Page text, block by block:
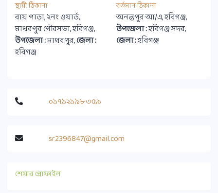
স্থায়ী ঠিকানা
রায় পাড়া, ২নং ওয়ার্ড,
মাধবপুর পৌরসভা, হবিগঞ্জ,
উপজেলা :মাধবপুর,জেলা :
হবিগঞ্জ
বর্তমান ঠিকানা
অনন্তপুর আ/এ, হবিগঞ্জ,
উপজেলা :হবিগঞ্জ সদর,
জেলা :হবিগঞ্জ
০১৭১২১৯৮৩৫৯
sr2396847@gmail.com
শেয়ার প্রোফাইল